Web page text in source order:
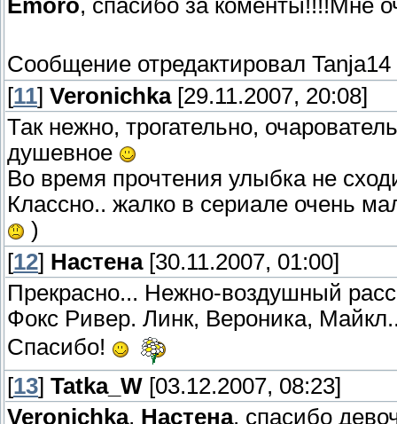
Emoro, спасибо за коменты!!!!Мне
Сообщение отредактировал Tanja14
[11] Veronichka[29.11.2007, 20:08]
Так нежно, трогательно,
душевное
Во время прочтения улыбка не
Классно.. жалко в сериале очень
)
[12] Настена[30.11.2007, 01:00]
Прекрасно... Нежно-воздушный
Фокс Ривер. Линк, Вероника,
Спасибо!
[13] Tatka_W [03.12.2007, 08:23]
Veronichka, Настена, спасибо